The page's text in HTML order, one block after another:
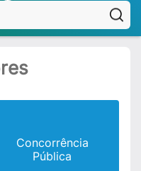
Concorrência
Pública